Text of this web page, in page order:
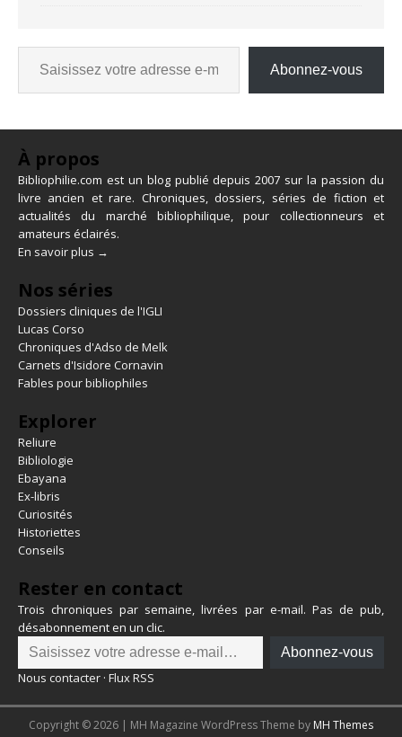
Abonnez-vous
À propos
Bibliophilie.com est un blog publié depuis 2007 sur la passion du
livre ancien et rare. Chroniques, dossiers, séries de fiction et
actualités du marché bibliophilique, pour collectionneurs et
amateurs éclairés.
En savoir plus →
Nos séries
Dossiers cliniques de l'IGLI
Lucas Corso
Chroniques d'Adso de Melk
Carnets d'Isidore Cornavin
Fables pour bibliophiles
Explorer
Reliure
Bibliologie
Ebayana
Ex-libris
Curiosités
Historiettes
Conseils
Rester en contact
Trois chroniques par semaine, livrées par e-mail. Pas de pub,
désabonnement en un clic.
Abonnez-vous
Nous contacter · Flux RSS
Copyright © 2026 | MH Magazine WordPress Theme by MH Themes